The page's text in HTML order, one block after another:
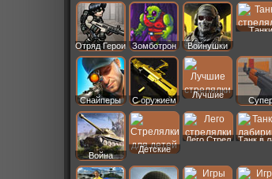
Отряд Герои Зомботрон Войнушки
Снайперы С оружием
Лучшие
Война
Детские
Лего Стрел
Танк в